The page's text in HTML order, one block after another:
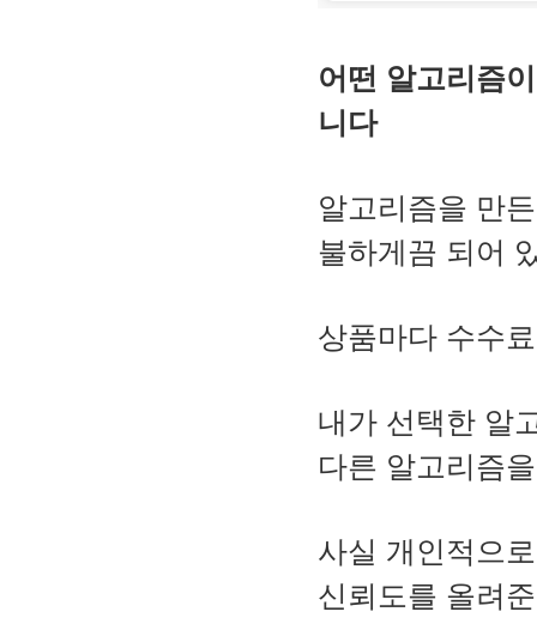
어떤 알고리즘
니다
알고리즘을 만
불하게끔 되어
상품마다 수수
내가 선택한 알
다른 알고리즘
사실 개인적으
신뢰도를 올려